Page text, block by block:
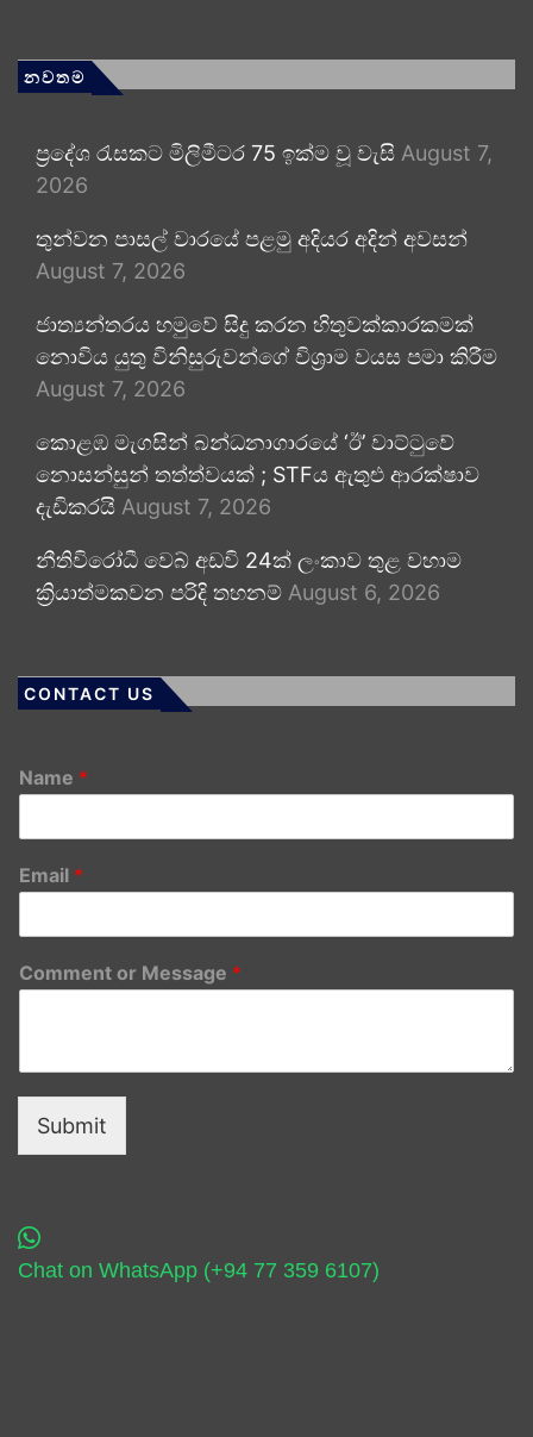
නවතම
ප්‍රදේශ රැසකට මිලිමීටර 75 ඉක්ම වූ වැසි August 7,
2026
තුන්වන පාසල් වාරයේ පළමු අදියර අදින් අවසන්
August 7, 2026
ජාත්‍යන්තරය හමුවේ සිදු කරන හිතුවක්කාරකමක්
නොවිය යුතු විනිසුරුවන්ගේ විශ්‍රාම වයස පමා කිරීම
August 7, 2026
කොළඹ මැගසින් බන්ධනාගාරයේ ‘ඊ’ වාට්ටුවේ
නොසන්සුන් තත්ත්වයක් ; STFය ඇතුළු ආරක්ෂාව
දැඩිකරයි August 7, 2026
නීතිවිරෝධී වෙබ් අඩවි 24ක් ලංකාව තුළ වහාම
ක්‍රියාත්මකවන පරිදි තහනම් August 6, 2026
CONTACT US
Name *
Email *
Comment or Message *
Submit
Chat on WhatsApp (+94 77 359 6107)